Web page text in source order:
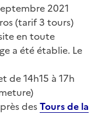
2021
(tarif 3 tours)
en toute
a été établie. Le
de 14h15 à 17h
desTours de la